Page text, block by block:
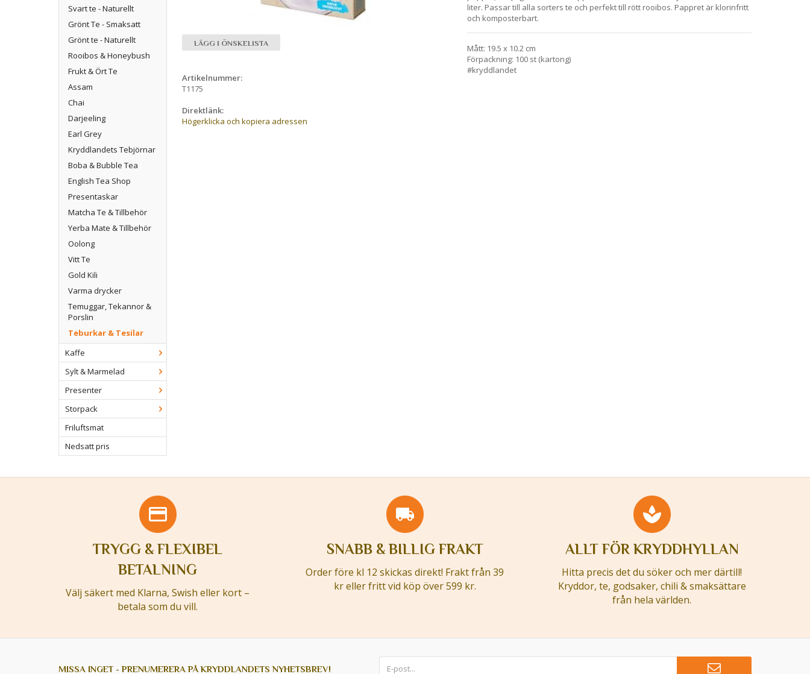
Svart te - Naturellt
Grönt Te - Smaksatt
Grönt te - Naturellt
Rooibos & Honeybush
Frukt & Ört Te
Assam
Chai
Darjeeling
Earl Grey
Kryddlandets Tebjörnar
Boba & Bubble Tea
English Tea Shop
Presentaskar
Matcha Te & Tillbehör
Yerba Mate & Tillbehör
Oolong
Vitt Te
Gold Kili
Varma drycker
Temuggar, Tekannor &
Porslin
Teburkar & Tesilar
Kaffe
Sylt & Marmelad
Presenter
Storpack
Friluftsmat
Nedsatt pris
liter. Passar till alla sorters te och perfekt till rött rooibos. Pappret är klorinfritt
och komposterbart.
Mått: 19.5 x 10.2 cm
Förpackning: 100 st (kartong)
#kryddlandet
LÄGG I ÖNSKELISTA
Artikelnummer:
T1175
Direktlänk:
Högerklicka och kopiera adressen
TRYGG & FLEXIBEL
BETALNING
Välj säkert med Klarna, Swish eller kort –
betala som du vill.
SNABB & BILLIG FRAKT
Order före kl 12 skickas direkt! Frakt från 39
kr eller fritt vid köp över 599 kr.
ALLT FÖR KRYDDHYLLAN
Hitta precis det du söker och mer därtill!
Kryddor, te, godsaker, chili & smaksättare
från hela världen.
MISSA INGET - PRENUMERERA PÅ KRYDDLANDETS NYHETSBREV!